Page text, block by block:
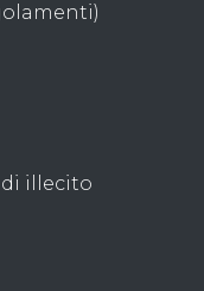
illecito